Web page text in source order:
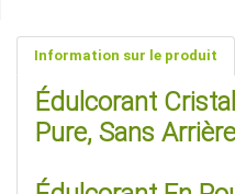
Information sur le produit
Édulcorant
Pure, Sans